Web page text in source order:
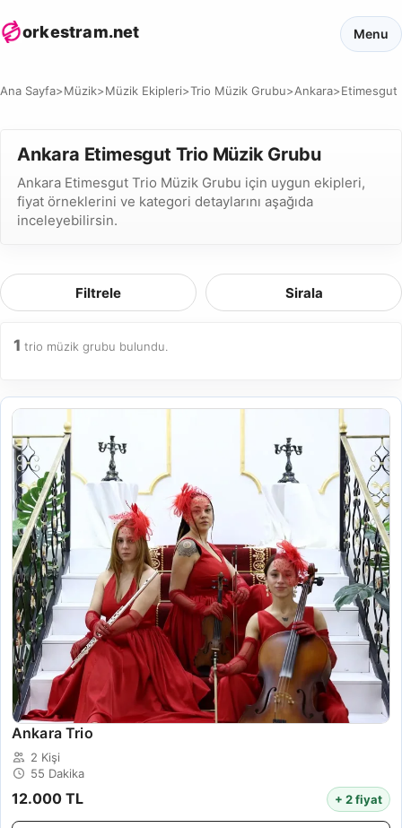
orkestram.net Menu
Ana Sayfa>Müzik>Müzik Ekipleri>Trio Müzik Grubu>Ankara>Etimesgut
Ankara Etimesgut Trio Müzik Grubu
Ankara Etimesgut Trio Müzik Grubu için uygun ekipleri,
fiyat örneklerini ve kategori detaylarını aşağıda
inceleyebilirsin.
Filtrele Sirala
1 trio müzik grubu bulundu.
Ankara Trio
2 Kişi
55 Dakika
12.000 TL + 2 fiyat